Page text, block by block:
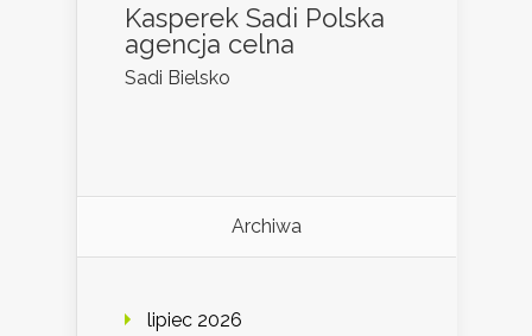
Kasperek Sadi Polska
agencja celna
Sadi Bielsko
Archiwa
lipiec 2026